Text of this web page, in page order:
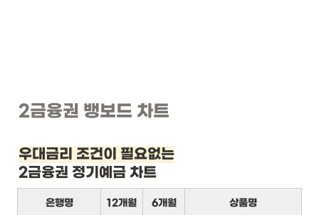
2금융권 뱅보드 차트
우대금리 조건이 필요없는
2금융권 정기예금 차트
은행명 12개월 6개월 상품명